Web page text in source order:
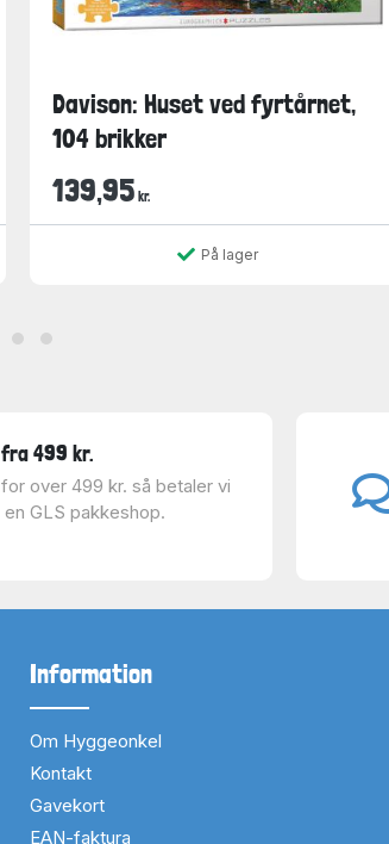
Davison: Huset ved fyrtårnet,
104 brikker
139,95 kr.
På lager
499 kr.
over 499 kr. så betaler vi
GLS pakkeshop.
Information
Om Hyggeonkel
Kontakt
Gavekort
EAN-faktura